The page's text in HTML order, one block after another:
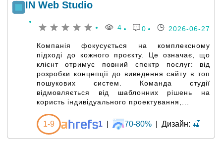
IN Web Studio
4 0 2026-06-27
Компанія фокусується на комплексному
підході до кожного проєкту. Це означає, що
клієнт отримує повний спектр послуг: від
розробки концепції до виведення сайту в топ
пошукових систем. Команда студії
відмовляється від шаблонних рішень на
користь індивідуального проектування,...
1-9 1| 70-80%| Дизайн: 🍒